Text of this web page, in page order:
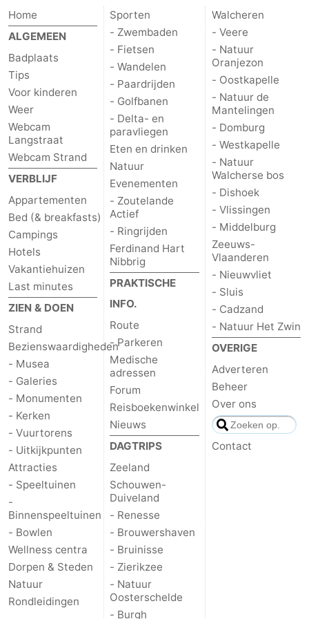
paravliegen
drinken
Ringrijden
Zoutelande
Actief
Praktisch
Forum
Route
-
Parkeren
Reisboekenwinkel
Nieuws
Medische
adressen
Regio
Zeeland
Schouwen-
Duiveland
Brouwershaven
Bruinisse
-
Zierikzee
-
Natuur
Oosterschelde
-
Burgh
Haamstede
-
Home
ALGEMEEN
Badplaats
Tips
Voor kinderen
Weer
Webcam
Langstraat
Webcam Strand
VERBLIJF
Appartementen
Bed (& breakfasts)
Campings
Hotels
Vakantiehuizen
Last minutes
ZIEN & DOEN
Strand
Bezienswaardigheden
- Musea
- Galeries
- Monumenten
- Kerken
- Vuurtorens
- Uitkijkpunten
Attracties
- Speeltuinen
-
Binnenspeeltuinen
- Bowlen
Wellness centra
Dorpen & Steden
Natuur
Rondleidingen
Sporten
- Zwembaden
- Fietsen
- Wandelen
- Paardrijden
- Golfbanen
- Delta- en
paravliegen
Eten en drinken
Natuur
Evenementen
- Zoutelande
Actief
- Ringrijden
Ferdinand Hart
Nibbrig
PRAKTISCHE
INFO.
Route
- Parkeren
Medische
adressen
Forum
Reisboekenwinkel
Nieuws
DAGTRIPS
Zeeland
Schouwen-
Duiveland
- Renesse
- Brouwershaven
- Bruinisse
- Zierikzee
- Natuur
Oosterschelde
- Burgh
Walcheren
- Veere
- Natuur
Oranjezon
- Oostkapelle
- Natuur de
Mantelingen
- Domburg
- Westkapelle
- Natuur
Walcherse bos
- Dishoek
- Vlissingen
- Middelburg
Zeeuws-
Vlaanderen
- Nieuwvliet
- Sluis
- Cadzand
- Natuur Het Zwin
OVERIGE
Adverteren
Beheer
Over ons
Contact